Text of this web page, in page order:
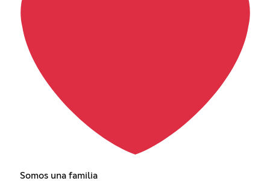
Somos una familia